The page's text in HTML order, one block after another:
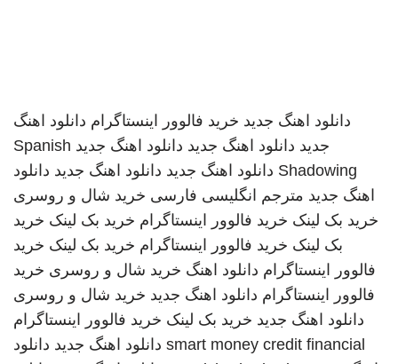
دانلود اهنگ جدید خرید فالوور اینستاگرام دانلود اهنگ
جدید دانلود اهنگ جدید دانلود اهنگ جدید Spanish
Shadowing دانلود اهنگ جدید دانلود اهنگ جدید دانلود
اهنگ جدید مترجم انگلیسی فارسی خرید شال و روسری
خرید بک لینک خرید فالوور اینستاگرام خرید بک لینک خرید
بک لینک خرید فالوور اینستاگرام خرید بک لینک خرید
فالوور اینستاگرام دانلود اهنگ خرید شال و روسری خرید
فالوور اینستاگرام دانلود اهنگ جدید خرید شال و روسری
دانلود اهنگ جدید خرید بک لینک خرید فالوور اینستاگرام
smart money credit financial دانلود اهنگ جدید دانلود